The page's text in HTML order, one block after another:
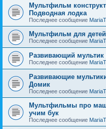
Мультфильм
Подводная лодка
Последнее сообщение
Мультфильм для
Последнее сообщение
Развивающий мультик
Последнее сообщение
Развивающие
Домик
Последнее сообщение
Мультфильмы про
учим бук
Последнее сообщение